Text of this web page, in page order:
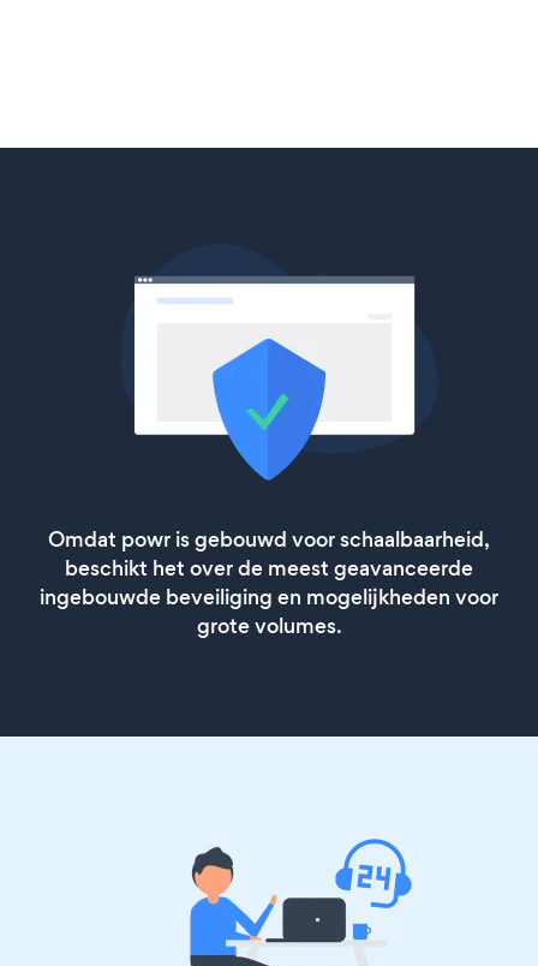
Omdat powr is gebouwd voor schaalbaarheid,
beschikt het over de meest geavanceerde
ingebouwde beveiliging en mogelijkheden voor
grote volumes.